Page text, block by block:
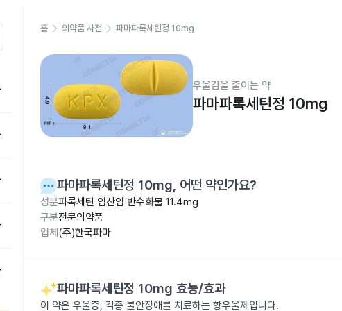
홈 의약품 사전 파마파록세틴정 10mg
우울감을 줄이는 약
파마파록세틴정 10mg
파마파록세틴정 10mg, 어떤 약인가요?
성분파록세틴 염산염 반수화물 11.4mg
구분전문의약품
업체 (주)한국파마
파마파록세틴정 10mg 효능/효과
이 약은 우울증, 각종 불안장애를 치료하는 항우울제입니다.